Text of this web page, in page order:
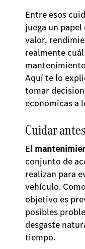
Entre esos
juega un
valor,
realmente
Aquí te lo
tomar
económicas a
Cuidar
El
conjunto de
realizan para
vehículo.
objetivo es
posibles
desgaste
tiempo.